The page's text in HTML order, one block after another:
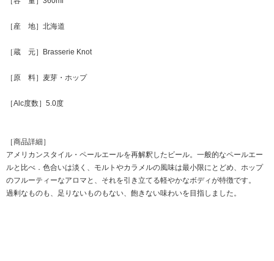
［産 地］北海道
［蔵 元］Brasserie Knot
［原 料］麦芽・ホップ
［Alc度数］5.0度
［商品詳細］
アメリカンスタイル・ペールエールを再解釈したビール。一般的なペールエー
ルと比べ．色合いは淡く、モルトやカラメルの風味は最小限にとどめ、ホップ
のフルーティーなアロマと、それを引き立てる軽やかなボディが特徴です。
過剰なものも、足りないものもない、飽きない味わいを目指しました。